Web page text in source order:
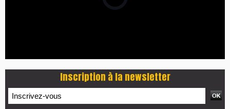
Inscription à la newsletter